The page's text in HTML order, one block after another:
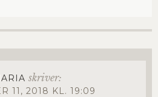
skriver:
11, 2018 KL. 19:09